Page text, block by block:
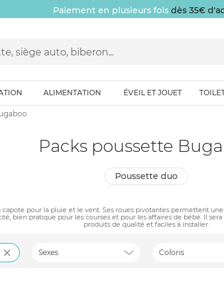
Paiement en plusieurs fois dès 35€
ALIMENTATION ÉVEIL ET JOUET
Packs poussette
poussette duo
pour la pluie et le vent. Ses roues pivotantes permettent
bien pratique pour les courses et pour les affaires de bébé. Il
produits de qualité et faciles à installer.
Sexes Coloris